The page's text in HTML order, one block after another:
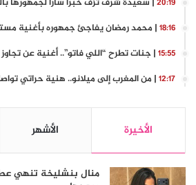
18:16 | محمد رمضان يفاجئ جمهوره بأغنية
15:55 | جنات تطرح “اللي فاتو”.. أغنية عن
12:17 | من المغرب إلى ميلانو.. هنية حراتي
الأخيرة الأشهر
منال بنشليخة تنهي